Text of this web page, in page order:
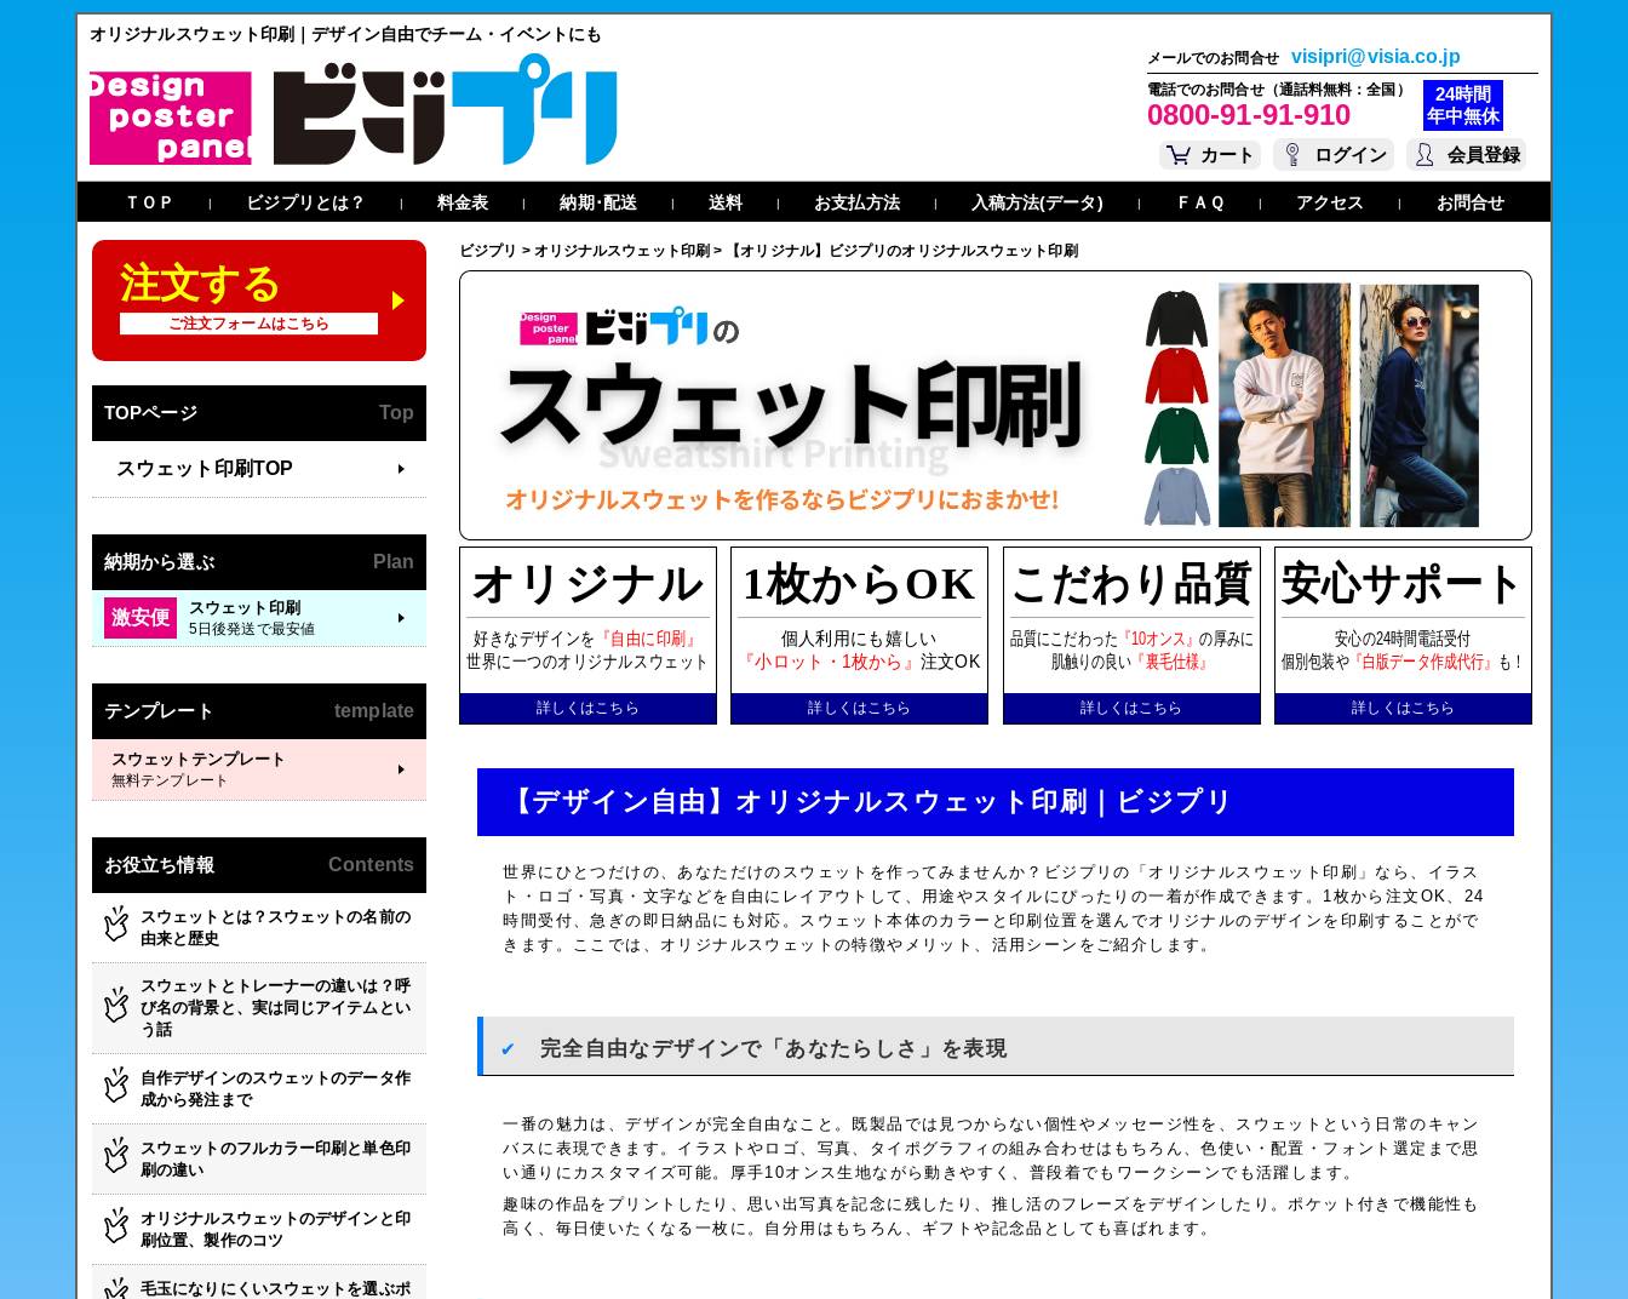
オリジナルスウェット印刷｜デザイン自由でチーム・イベントにも
メールでのお問合せ visipri@visia.co.jp
電話でのお問合せ（通話料無料：全国）
0800-91-91-910
24時間
年中無休
カート
ログイン 会員登録
ＴＯＰ | ビジプリとは？ | 料金表 | 納期･配送 | 送料 | お支払方法 | 入稿方法(データ) | ＦＡＱ | アクセス | お問合せ
ビジプリ > オリジナルスウェット印刷 > 【オリジナル】ビジプリのオリジナルスウェット印刷
オリジナル
好きなデザインを 『自由に印刷』
世界に一つのオリジナルスウェット
詳しくはこちら
1枚からOK
個人利用にも嬉しい
『小ロット・1枚から』注文OK
詳しくはこちら
こだわり品質
品質にこだわった 『10オンス』の厚みに
肌触りの良い 『裏毛仕様』
詳しくはこちら
安心サポート
安心の24時間電話受付
個別包装や 『白版データ作成代行』 も！
詳しくはこちら
【デザイン自由】オリジナルスウェット印刷｜ビジプリ
世界にひとつだけの、あなただけのスウェットを作ってみませんか？ビジプリの「オリジナルスウェット印刷」なら、イラス
ト・ロゴ・写真・文字などを自由にレイアウトして、用途やスタイルにぴったりの一着が作成できます。1枚から注文OK、24
時間受付、急ぎの即日納品にも対応。スウェット本体のカラーと印刷位置を選んでオリジナルのデザインを印刷することがで
きます。ここでは、オリジナルスウェットの特徴やメリット、活用シーンをご紹介します。
完全自由なデザインで「あなたらしさ」を表現
一番の魅力は、デザインが完全自由なこと。既製品では見つからない個性やメッセージ性を、スウェットという日常のキャン
バスに表現できます。イラストやロゴ、写真、タイポグラフィの組み合わせはもちろん、色使い・配置・フォント選定まで思
い通りにカスタマイズ可能。厚手10オンス生地ながら動きやすく、普段着でもワークシーンでも活躍します。
趣味の作品をプリントしたり、思い出写真を記念に残したり、推し活のフレーズをデザインしたり。ポケット付きで機能性も
高く、毎日使いたくなる一枚に。自分用はもちろん、ギフトや記念品としても喜ばれます。
注文する
ご注文フォームはこちら
TOPページ Top
スウェット印刷TOP
納期から選ぶ Plan
激安便 スウェット印刷
5日後発送で最安値
テンプレート template
スウェットテンプレート
無料テンプレート
お役立ち情報 Contents
スウェットとは？スウェットの名前の
由来と歴史
スウェットとトレーナーの違いは？呼
び名の背景と、実は同じアイテムとい
う話
自作デザインのスウェットのデータ作
成から発注まで
スウェットのフルカラー印刷と単色印
刷の違い
オリジナルスウェットのデザインと印
刷位置、製作のコツ
毛玉になりにくいスウェットを選ぶポ